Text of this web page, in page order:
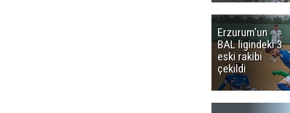
Erzurum'un
BAL ligindeki 3
eski rakibi
çekildi